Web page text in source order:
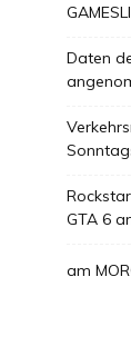
Daten
GTA 6
am